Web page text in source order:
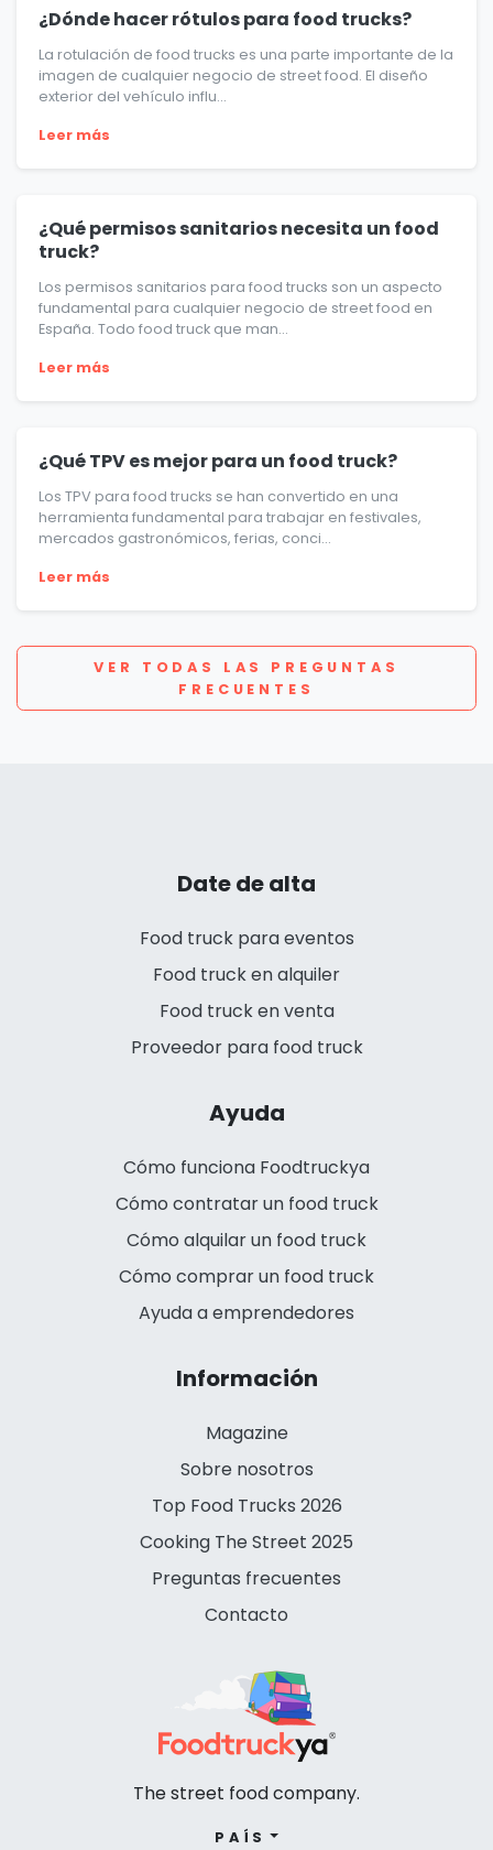
¿Dónde hacer rótulos para food trucks?
La rotulación de food trucks es una parte importante de la
imagen de cualquier negocio de street food. El diseño
exterior del vehículo influ...
Leer más
¿Qué permisos sanitarios necesita un food
truck?
Los permisos sanitarios para food trucks son un aspecto
fundamental para cualquier negocio de street food en
España. Todo food truck que man...
Leer más
¿Qué TPV es mejor para un food truck?
Los TPV para food trucks se han convertido en una
herramienta fundamental para trabajar en festivales,
mercados gastronómicos, ferias, conci...
Leer más
VER TODAS LAS PREGUNTAS
FRECUENTES
Date de alta
Food truck para eventos
Food truck en alquiler
Food truck en venta
Proveedor para food truck
Ayuda
Cómo funciona Foodtruckya
Cómo contratar un food truck
Cómo alquilar un food truck
Cómo comprar un food truck
Ayuda a emprendedores
Información
Magazine
Sobre nosotros
Top Food Trucks 2026
Cooking The Street 2025
Preguntas frecuentes
Contacto
The street food company.
PAÍS